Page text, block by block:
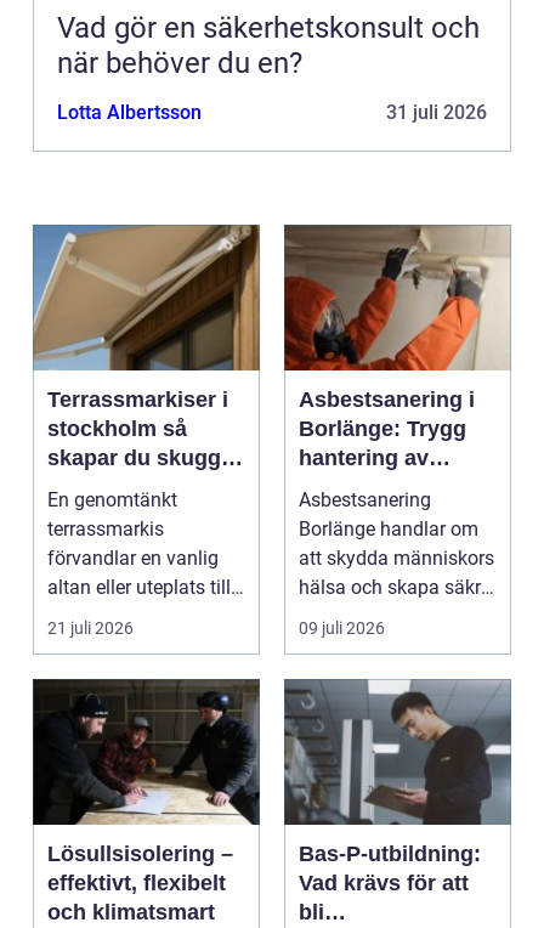
Vad gör en säkerhetskonsult och
när behöver du en?
Lotta Albertsson 31 juli 2026
Terrassmarkiser i
stockholm så
skapar du skugga,
stil och komfort på
uteplatsen
En genomtänkt
terrassmarkis
förvandlar en vanlig
altan eller uteplats till
ett extra rum under
somma...
21 juli 2026
Asbestsanering i
Borlänge: Trygg
hantering av
farliga fibrer
Asbestsanering
Borlänge handlar om
att skydda människors
hälsa och skapa säkra
m...
09 juli 2026
Lösullsisolering –
effektivt, flexibelt
och klimatsmart
Bas-P-utbildning:
Vad krävs för att
bli